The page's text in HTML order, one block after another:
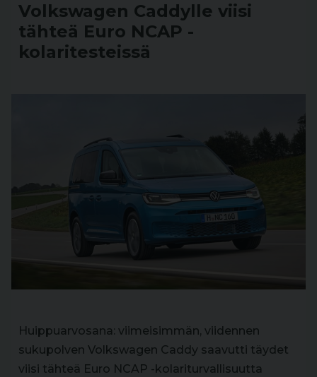
Volkswagen Caddylle viisi
tähteä Euro NCAP -
kolaritesteissä
Huippuarvosana: viimeisimmän, viidennen
sukupolven Volkswagen Caddy saavutti täydet
viisi tähteä Euro NCAP -kolariturvallisuutta